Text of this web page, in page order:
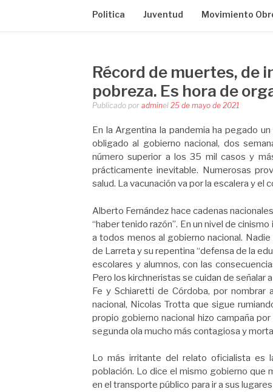
Politica Juventud Movimiento
Récord de muertes, de
pobreza. Es hora de
Publicado por adminel 25 de mayo de 2021
En la Argentina la pandemia ha pegado
obligado al gobierno nacional, dos
número superior a los 35 mil casos y
prácticamente inevitable. Numerosas
salud. La vacunación va por la escalera y el
Alberto Fernández hace cadenas
“haber tenido razón”. En un nivel de
a todos menos al gobierno nacional.
de Larreta y su repentina “defensa de la
escolares y alumnos, con las
Pero los kirchneristas se cuidan de
Fe y Schiaretti de Córdoba, por
nacional, Nicolas Trotta que sigue
propio gobierno nacional hizo campaña
segunda ola mucho más contagiosa y
Lo más irritante del relato oficialista es
población. Lo dice el mismo gobierno que
en el transporte público para ir a sus